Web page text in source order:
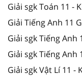
Giải sgk Toán 11 -
Giải Tiếng Anh 11
Giải sgk Tiếng Anh
Giải sgk Tiếng Anh
Giải sgk Vật Lí 11 -